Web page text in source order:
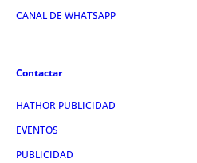
CANAL DE WHATSAPP
Contactar
HATHOR PUBLICIDAD
EVENTOS
PUBLICIDAD